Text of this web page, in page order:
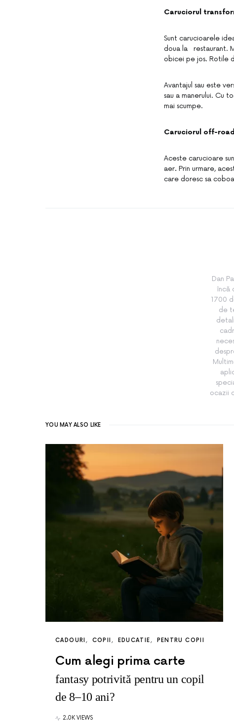
Caruciorul
Sunt carucioarele
doua la restaurant.
obicei pe jos. Rotile
Avantajul sau este
sau a manerului. Cu
mai scumpe.
Caruciorul off-road
Aceste carucioare
aer. Prin urmare,
care doresc sa
Dan
încă
1700
de
ocazii
YOU MAY ALSO LIKE
CADOURI COPII EDUCATIE PENTRU COPII
Cum alegi prima carte
fantasy potrivită pentru un copil
de 8–10 ani?
2.0K VIEWS